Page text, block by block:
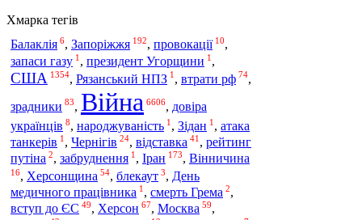
Хмарка тегів
Балаклія 6, Запоріжжя 192, провокації 10,
запаси газу 1 , президент Угорщини 1 ,
США 1354, Рязанський НПЗ 1 , втрати рф 74,
зрадники 83, Війна 6606, довіра
українців 8, народжуваність 1 , Зідан 1 , атака
танкерів 1 , Чернігів 24, відставка 41 , рейтинг
путіна 2, забруднення 1 , Іран 173, Вінничина
16, Херсонщина 54, блекаут 3, День
медичного працівника 1 , смерть Грема 2,
вступ до ЄС 49, Херсон 67, Москва 59,